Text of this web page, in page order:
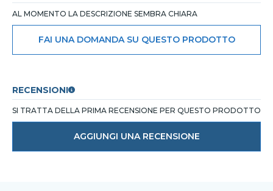
AL MOMENTO LA DESCRIZIONE SEMBRA CHIARA
FAI UNA DOMANDA SU QUESTO PRODOTTO
RECENSIONI
SI TRATTA DELLA PRIMA RECENSIONE PER QUESTO PRODOTTO
AGGIUNGI UNA RECENSIONE